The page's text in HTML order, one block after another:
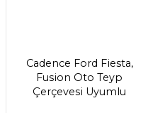
Cadence Ford Fiesta,
Fusion Oto Teyp
Çerçevesi Uyumlu